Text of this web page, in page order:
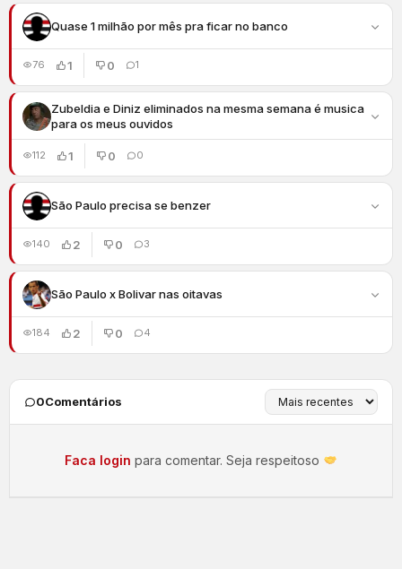
Quase 1 milhão por mês pra ficar no banco
76 1 0 1
Zubeldia e Diniz eliminados na mesma semana é musica
para os meus ouvidos
112 1 0 0
São Paulo precisa se benzer
140 2 0 3
São Paulo x Bolivar nas oitavas
184 2 0 4
0Comentários
Faca login para comentar. Seja respeitoso